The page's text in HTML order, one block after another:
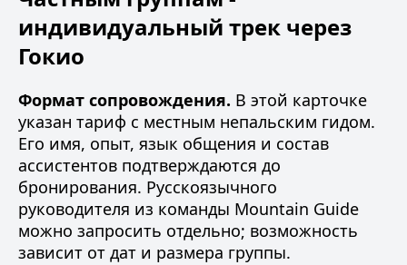
индивидуальный трек через
Гокио
Формат сопровождения. В этой карточке
указан тариф с местным непальским гидом.
Его имя, опыт, язык общения и состав
ассистентов подтверждаются до
бронирования. Русскоязычного
руководителя из команды Mountain Guide
можно запросить отдельно; возможность
зависит от дат и размера группы.